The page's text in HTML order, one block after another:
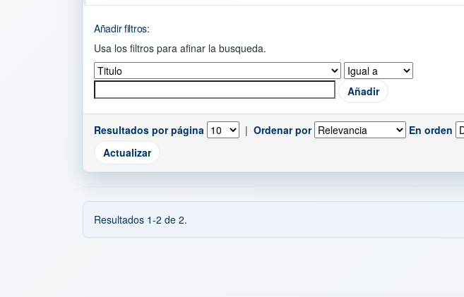
Añadir filtros:
Usa los filtros para afinar la busqueda.
Resultados por página | Ordenar por En orden
Resultados 1-2 de 2.